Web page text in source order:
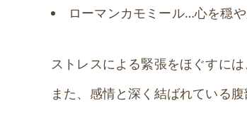
ローマンカモミール…心を穏
ストレスによる緊張をほぐすに
また、感情と深く結ばれている